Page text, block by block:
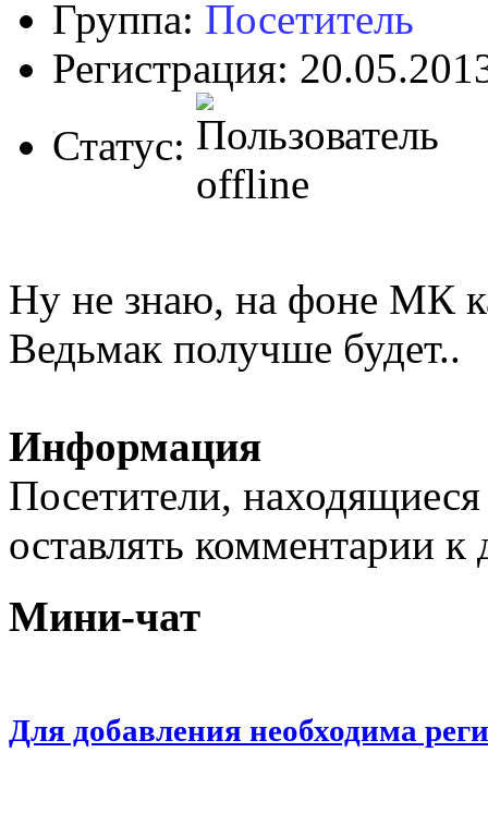
Группа: Посетитель
Регистрация:
Статус:
Ну не знаю, на фоне МК
Ведьмак получше будет..
Информация
Посетители,
оставлять комментарии
Мини-чат
Для добавления необходима